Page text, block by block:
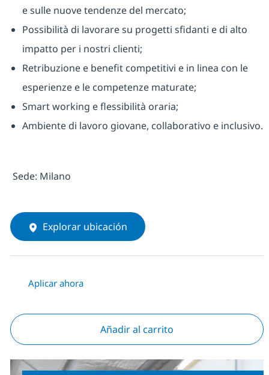
e sulle nuove tendenze del mercato;
Possibilità di lavorare su progetti sfidanti e di alto
impatto per i nostri clienti;
Retribuzione e benefit competitivi e in linea con le
esperienze e le competenze maturate;
Smart working e flessibilità oraria;
Ambiente di lavoro giovane, collaborativo e inclusivo.
Sede: Milano
Explorar ubicación
Aplicar ahora
Añadir al carrito